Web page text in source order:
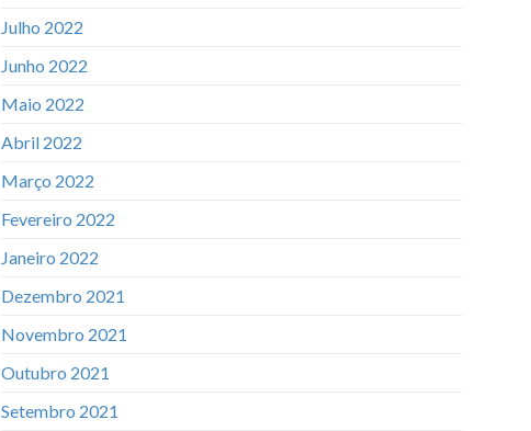
Julho 2022
Junho 2022
Maio 2022
Abril 2022
Março 2022
Fevereiro 2022
Janeiro 2022
Dezembro 2021
Novembro 2021
Outubro 2021
Setembro 2021